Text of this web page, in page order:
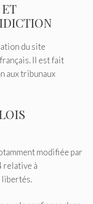
du site
Il est fait
aux tribunaux
modifiée par
relative à
libertés.